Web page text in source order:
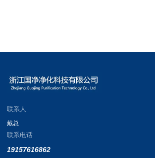
联系人
戴总
联系电话
19157616862